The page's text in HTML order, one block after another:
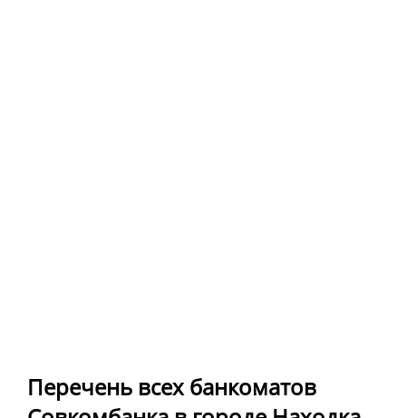
Перечень всех банкоматов